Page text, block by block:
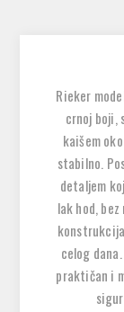
Rieker
crnoj boji,
kaišem
stabilno.
detaljem
lak hod,
celog
praktičan i